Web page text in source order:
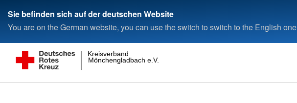
Sie befinden sich auf der deutschen Website
You are on the German website, you can use the switch to switch to the English one
Mönchengladbach e.V.
Kreisverband